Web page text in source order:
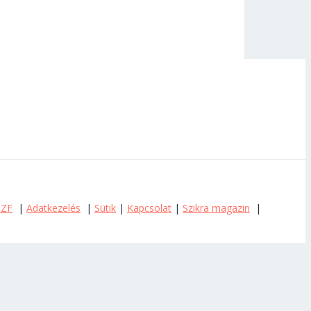
| Adatkezelés | Sütik | Kapcsolat | Szikra magazin |